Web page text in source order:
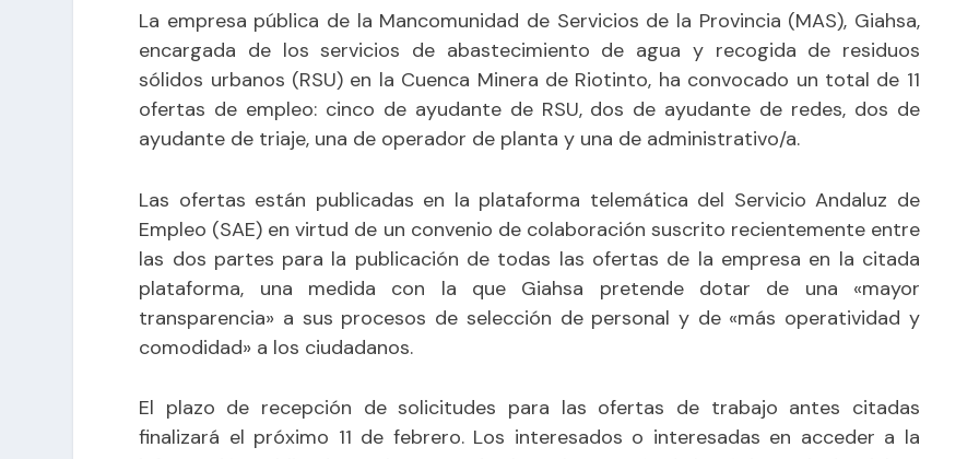
La empresa pública de la Mancomunidad de Servicios de la Provincia (MAS), Giahsa,
encargada de los servicios de abastecimiento de agua y recogida de residuos
sólidos urbanos (RSU) en la Cuenca Minera de Riotinto, ha convocado un total de 11
ofertas de empleo: cinco de ayudante de RSU, dos de ayudante de redes, dos de
ayudante de triaje, una de operador de planta y una de administrativo/a.
Las ofertas están publicadas en la plataforma telemática del Servicio Andaluz de
Empleo (SAE) en virtud de un convenio de colaboración suscrito recientemente entre
las dos partes para la publicación de todas las ofertas de la empresa en la citada
plataforma, una medida con la que Giahsa pretende dotar de una «mayor
transparencia» a sus procesos de selección de personal y de «más operatividad y
comodidad» a los ciudadanos.
El plazo de recepción de solicitudes para las ofertas de trabajo antes citadas
finalizará el próximo 11 de febrero. Los interesados o interesadas en acceder a la